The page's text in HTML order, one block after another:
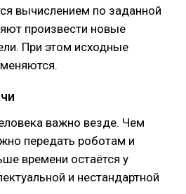
вычислением по заданной
произвести новые
При этом исходные
важно везде. Чем
передать роботам и
времени остаётся у
и нестандартной